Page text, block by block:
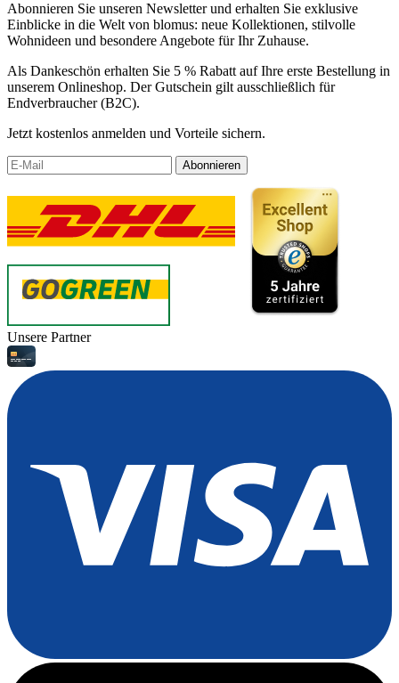
Abonnieren Sie unseren Newsletter und erhalten Sie exklusive
Einblicke in die Welt von blomus: neue Kollektionen, stilvolle
Wohnideen und besondere Angebote für Ihr Zuhause.
Als Dankeschön erhalten Sie 5 % Rabatt auf Ihre erste Bestellung in
unserem Onlineshop. Der Gutschein gilt ausschließlich für
Endverbraucher (B2C).
Jetzt kostenlos anmelden und Vorteile sichern.
Abonnieren
Unsere Partner